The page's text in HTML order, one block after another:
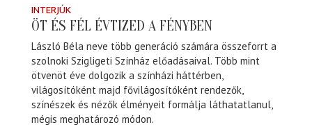
INTERJÚK
ÖT ÉS FÉL ÉVTIZED A FÉNYBEN
László Béla neve több generáció számára összeforrt a
szolnoki Szigligeti Színház előadásaival. Több mint
ötvenöt éve dolgozik a színházi háttérben,
világosítóként majd fővilágosítóként rendezők,
színészek és nézők élményeit formálja láthatatlanul,
mégis meghatározó módon.